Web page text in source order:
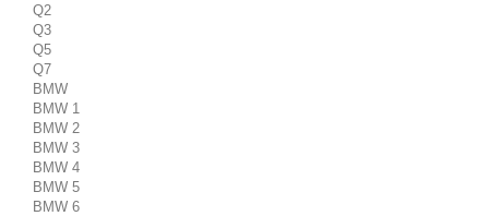
Q2
Q3
Q5
Q7
BMW
BMW 1
BMW 2
BMW 3
BMW 4
BMW 5
BMW 6